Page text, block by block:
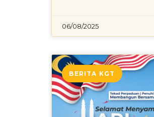
06/08/2025
BERITA KGT